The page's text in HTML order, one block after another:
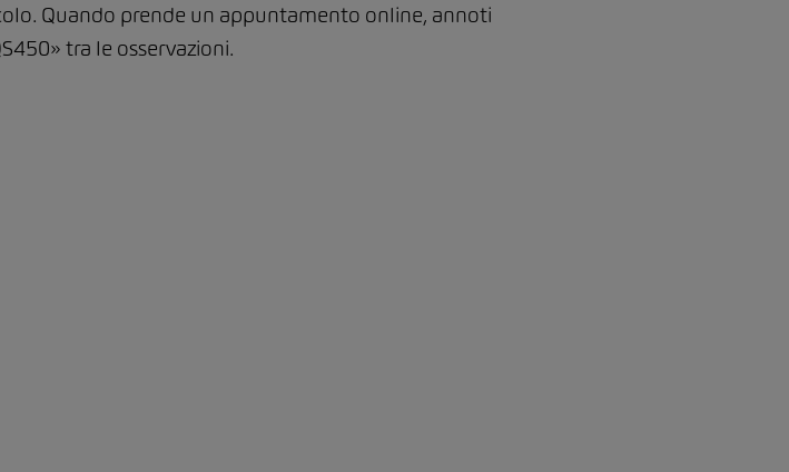
Quando prende un appuntamento online, annoti
tra le osservazioni.